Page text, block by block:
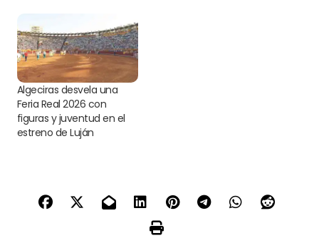
Algeciras desvela una
Feria Real 2026 con
figuras y juventud en el
estreno de Luján